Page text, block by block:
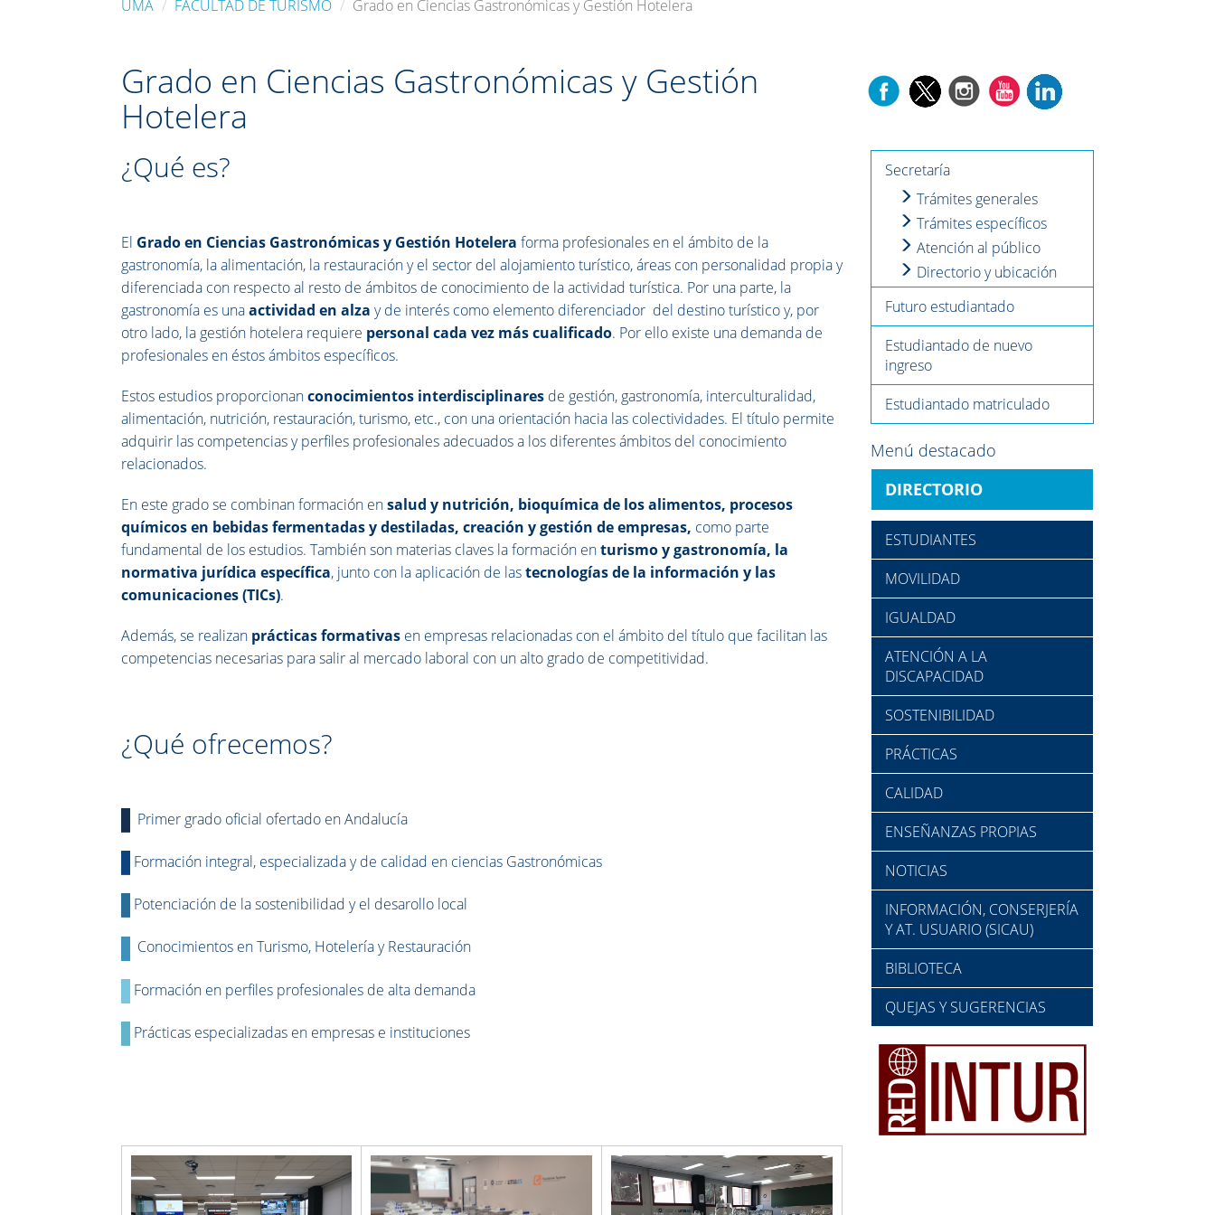
UMA FACULTAD DE TURISMO Grado en Ciencias Gastronómicas y Gestión Hotelera
Grado en Ciencias Gastronómicas y Gestión
Hotelera
¿Qué es?
El Grado en Ciencias Gastronómicas y Gestión Hotelera forma profesionales en el ámbito de la
gastronomía, la alimentación, la restauración y el sector del alojamiento turístico, áreas con personalidad propia y
diferenciada con respecto al resto de ámbitos de conocimiento de la actividad turística. Por una parte, la
gastronomía es unaactividad en alza y de interés como elemento diferenciador del destino turístico y, por
otro lado, la gestión hotelera requiere personal cada vez más cualificado. Por ello existe una demanda de
profesionales en éstos ámbitos específicos.
Estos estudios proporcionanconocimientos interdisciplinares de gestión, gastronomía, interculturalidad,
alimentación, nutrición, restauración, turismo, etc., con una orientación hacia las colectividades. El título permite
adquirir las competencias y perfiles profesionales adecuados a los diferentes ámbitos del conocimiento
relacionados.
En este grado se combinan formación ensalud y nutrición, bioquímica de los alimentos, procesos
químicos en bebidas fermentadas y destiladas, creación y gestión de empresas, como parte
fundamental de los estudios. También son materias claves la formación enturismo y gastronomía, la
normativa jurídica específica, junto con la aplicación de lastecnologías de la información y las
comunicaciones (TICs).
Además, se realizan prácticas formativas en empresas relacionadas con el ámbito del título que facilitan las
competencias necesarias para salir al mercado laboral con un alto grado de competitividad.
¿Qué ofrecemos?
Primer grado oficial ofertado en Andalucía
Formación integral, especializada y de calidad en ciencias Gastronómicas
Potenciación de la sostenibilidad y el desarollo local
Conocimientos en Turismo, Hotelería y Restauración
Formación en perfiles profesionales de alta demanda
Prácticas especializadas en empresas e instituciones
Secretaría
Trámites generales
Trámites específicos
Atención al público
Directorio y ubicación
Futuro estudiantado
Estudiantado de nuevo
ingreso
Estudiantado matriculado
Menú destacado
DIRECTORIO
ESTUDIANTES
MOVILIDAD
IGUALDAD
ATENCIÓN A LA
DISCAPACIDAD
SOSTENIBILIDAD
PRÁCTICAS
CALIDAD
ENSEÑANZAS PROPIAS
NOTICIAS
INFORMACIÓN, CONSERJERÍA
Y AT. USUARIO (SICAU)
BIBLIOTECA
QUEJAS Y SUGERENCIAS